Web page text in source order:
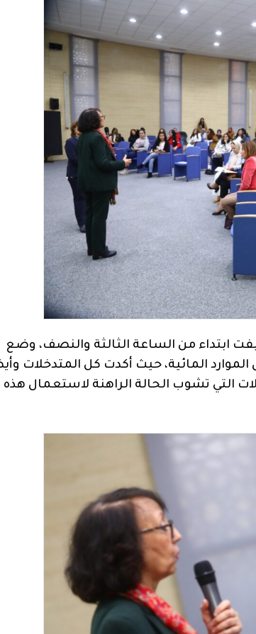
ابتداء من الساعة الثالثة والنصف، وضع
المائية، حيث أكدت كل المتدخلات
التي تشوب الحالة الراهنة لاستعمال هذه